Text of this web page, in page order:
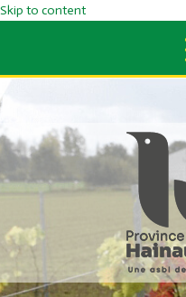
Skip to content